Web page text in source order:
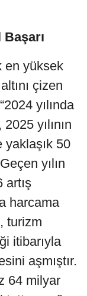
en yüksek
çizen
yılında
yılının
yaklaşık 50
yılın
artış
harcama
turizm
itibarıyla
aşmıştır.
64 milyar